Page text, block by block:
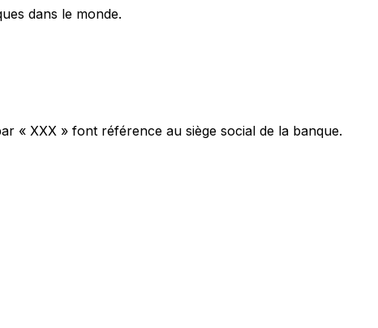
dans le monde.
« XXX » font référence au siège social de la banque.